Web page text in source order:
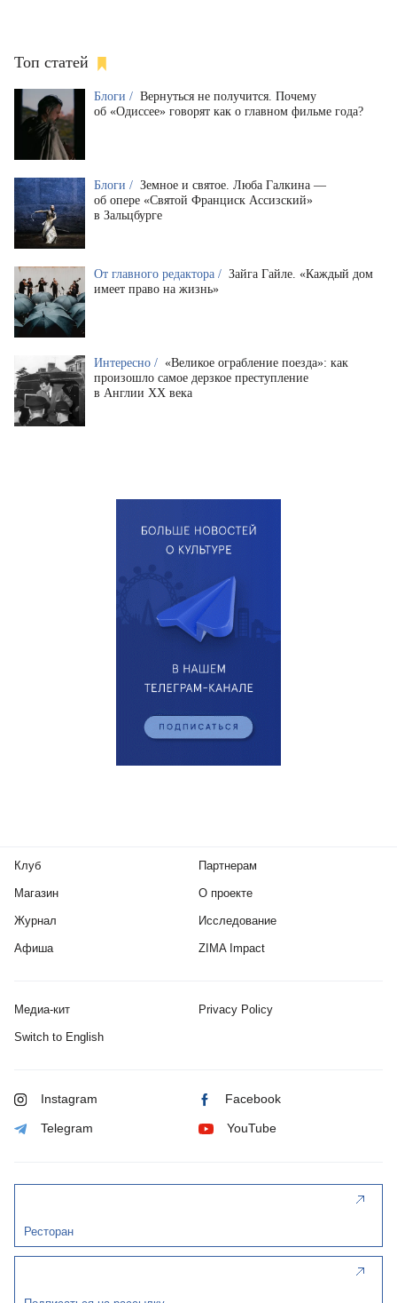
Топ статей
Блоги / Вернуться не получится. Почему
об «Одиссее» говорят как о главном фильме года?
Блоги / Земное и святое. Люба Галкина —
об опере «Святой Франциск Ассизский»
в Зальцбурге
От главного редактора / Зайга Гайле. «Каждый дом
имеет право на жизнь»
Интересно / «Великое ограбление поезда»: как
произошло самое дерзкое преступление
в Англии XX века
Клуб
Магазин
Журнал
Афиша
Партнерам
О проекте
Исследование
ZIMA Impact
Медиа-кит Privacy Policy
Switch to English
Instagram Facebook
Telegram YouTube
Ресторан